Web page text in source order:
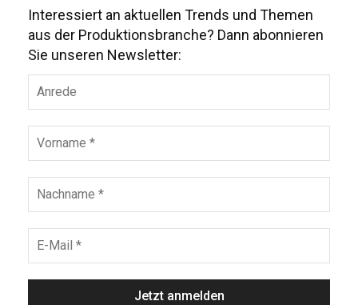
Interessiert an aktuellen Trends und Themen
aus der Produktionsbranche? Dann abonnieren
Sie unseren Newsletter: